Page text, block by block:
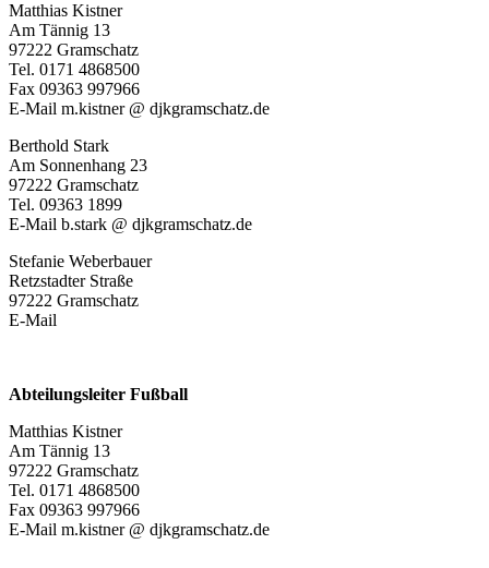
Matthias Kistner
Am Tännig 13
97222 Gramschatz
Tel. 0171 4868500
Fax 09363 997966
E-Mail m.kistner @ djkgramschatz.de
Berthold Stark
Am Sonnenhang 23
97222 Gramschatz
Tel. 09363 1899
E-Mail b.stark @ djkgramschatz.de
Stefanie Weberbauer
Retzstadter Straße
97222 Gramschatz
E-Mail
Abteilungsleiter Fußball
Matthias Kistner
Am Tännig 13
97222 Gramschatz
Tel. 0171 4868500
Fax 09363 997966
E-Mail m.kistner @ djkgramschatz.de